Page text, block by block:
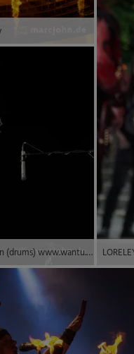
Band: Duke (vocals, guitar), Slap (bass guitar, vocals), Romain (drums) www.wantu.de Location: www.kult41.net © 2015 by Marc Oliver John | marcjohn.de – Alle Rechte vorbehalten, Keine kommerzielle Veröffentlichung ohne Genehmigung – All rights reserved, no commercial publishing without permission.